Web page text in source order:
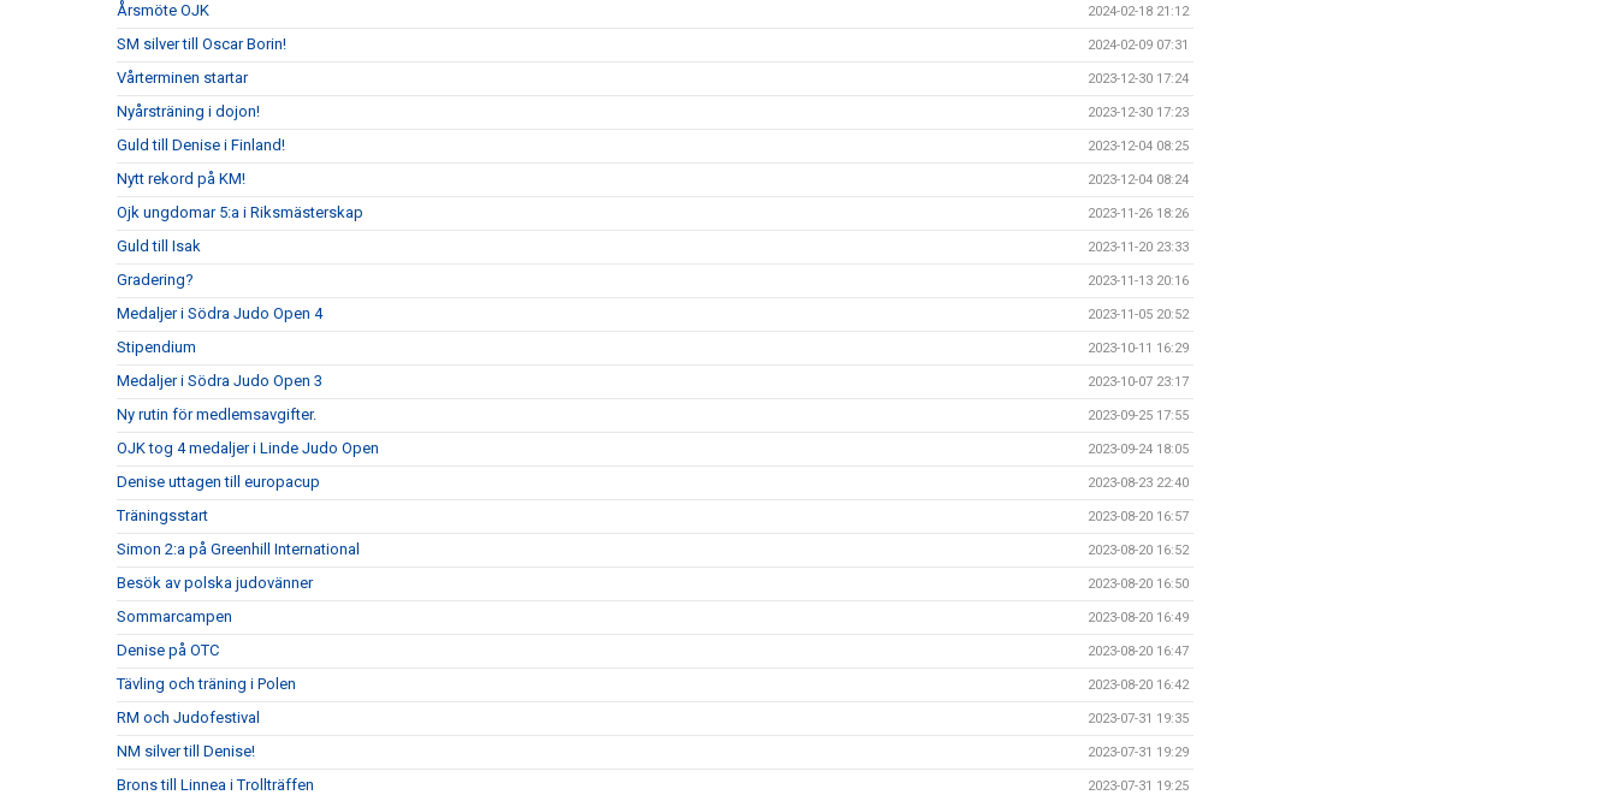
Årsmöte OJK 2024-02-18 21:12
SM silver till Oscar Borin! 2024-02-09 07:31
Vårterminen startar 2023-12-30 17:24
Nyårsträning i dojon! 2023-12-30 17:23
Guld till Denise i Finland! 2023-12-04 08:25
Nytt rekord på KM! 2023-12-04 08:24
Ojk ungdomar 5:a i Riksmästerskap 2023-11-26 18:26
Guld till Isak 2023-11-20 23:33
Gradering? 2023-11-13 20:16
Medaljer i Södra Judo Open 4 2023-11-05 20:52
Stipendium 2023-10-11 16:29
Medaljer i Södra Judo Open 3 2023-10-07 23:17
Ny rutin för medlemsavgifter. 2023-09-25 17:55
OJK tog 4 medaljer i Linde Judo Open 2023-09-24 18:05
Denise uttagen till europacup 2023-08-23 22:40
Träningsstart 2023-08-20 16:57
Simon 2:a på Greenhill International 2023-08-20 16:52
Besök av polska judovänner 2023-08-20 16:50
Sommarcampen 2023-08-20 16:49
Denise på OTC 2023-08-20 16:47
Tävling och träning i Polen 2023-08-20 16:42
RM och Judofestival 2023-07-31 19:35
NM silver till Denise! 2023-07-31 19:29
Brons till Linnea i Trollträffen 2023-07-31 19:25